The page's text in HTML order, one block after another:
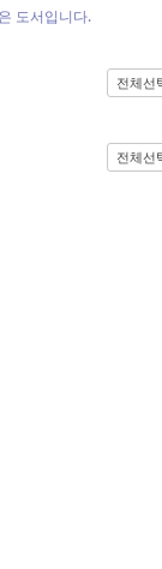
도서입니다.
전체선
전체선